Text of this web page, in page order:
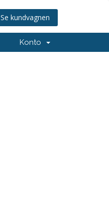
Se kundvagnen
Konto